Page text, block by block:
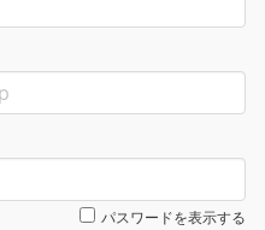
パスワードを表示する